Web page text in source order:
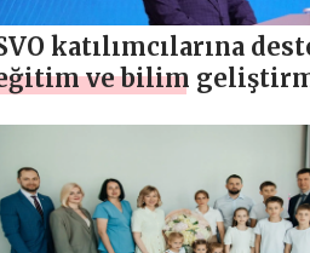
katılımcılarına
ve bilim
alanlar: Birleşik Rusya
“Sonuçlar Var!” Belgorod
düzenlendi